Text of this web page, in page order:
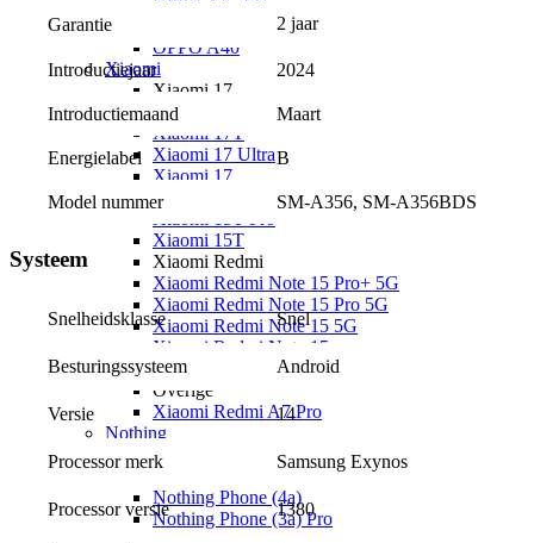
OPPO A6x 5G
OPPO A40
Xiaomi
Xiaomi 17
Xiaomi 17T Pro
Xiaomi 17T
Xiaomi 17 Ultra
Xiaomi 17
Xiaomi 15
Xiaomi 15T
Xiaomi Redmi
Xiaomi Redmi Note 15 Pro+ 5G
Xiaomi Redmi Note 15 Pro 5G
Xiaomi Redmi Note 15 5G
Xiaomi Redmi Note 15
Xiaomi Redmi 15C
Overige
Xiaomi Redmi A7 Pro
Nothing
Nothing
Nothing Phone (4a)
Nothing Phone (3a) Pro
Garantie 2 jaar
Introductiejaar 2024
Introductiemaand Maart
Energielabel B
Model nummer SM-A356, SM-A356BDS
Systeem
Snelheidsklasse Snel
Besturingssysteem Android
Versie 14
Processor merk Samsung Exynos
Processor versie 1380